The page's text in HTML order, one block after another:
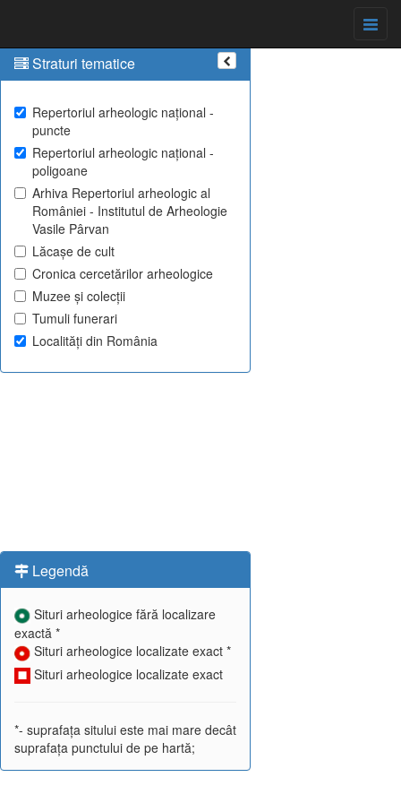
Straturi tematice
Repertoriul arheologic național -
puncte
Repertoriul arheologic național -
poligoane
Arhiva Repertoriul arheologic al
României - Institutul de Arheologie
Vasile Pârvan
Lăcașe de cult
Cronica cercetărilor arheologice
Muzee și colecții
Tumuli funerari
Localități din România
Legendă
Situri arheologice fără localizare
exactă *
Situri arheologice localizate exact *
Situri arheologice localizate exact
*- suprafața sitului este mai mare decât
suprafața punctului de pe hartă;